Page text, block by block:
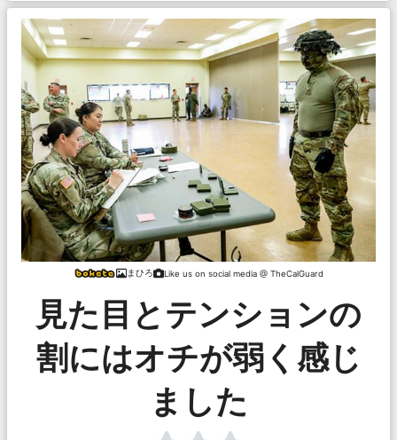
まひろ Like us on social media @ TheCalGuard
見た目とテンションの
割にはオチが弱く感じ
ました